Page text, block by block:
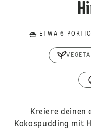
ETWA 6
Kreiere deinen
Kokospudding mit